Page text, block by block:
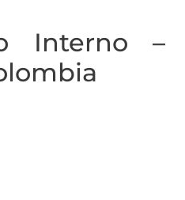
Interno –